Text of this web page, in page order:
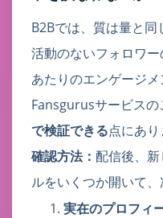
B2Bでは、質は量と
活動のないフォロワ
あたりのエンゲージメ
Fansgurusサービスの
で検証できる点にあり
確認方法： 配信後、
ルをいくつか開いて、
実在のプロフィ